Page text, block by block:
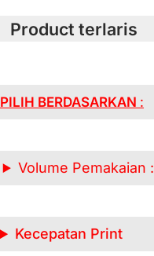
Product terlaris
PILIH BERDASARKAN :
Volume Pemakaian :
Kecepatan Print